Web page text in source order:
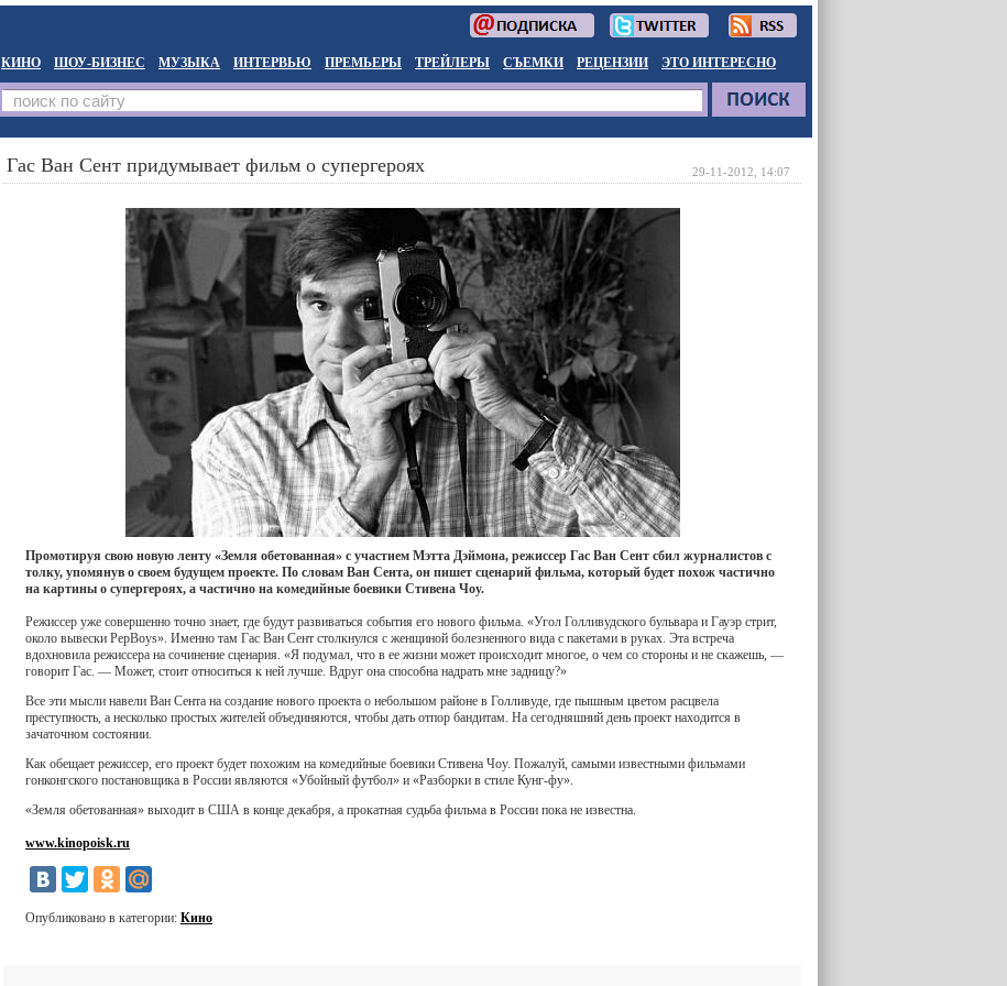
КИНО ШОУ-БИЗНЕС МУЗЫКА ИНТЕРВЬЮ ПРЕМЬЕРЫ ТРЕЙЛЕРЫ СЪЕМКИ РЕЦЕНЗИИ ЭТО ИНТЕРЕСНО
Гас Ван Сент придумывает фильм о супергероях
Промотируя свою новую ленту «Земля обетованная» с участием Мэтта Дэймона, режиссер Гас Ван Сент сбил журналистов с
толку, упомянув о своем будущем проекте. По словам Ван Сента, он пишет сценарий фильма, который будет похож частично
на картины о супергероях, а частично на комедийные боевики Стивена Чоу.
Режиссер уже совершенно точно знает, где будут развиваться события его нового фильма. «Угол Голливудского бульвара и Гауэр стрит,
около вывески PepBoys». Именно там Гас Ван Сент столкнулся с женщиной болезненного вида с пакетами в руках. Эта встреча
вдохновила режиссера на сочинение сценария. «Я подумал, что в ее жизни может происходит многое, о чем со стороны и не скажешь, —
говорит Гас. — Может, стоит относиться к ней лучше. Вдруг она способна надрать мне задницу?»
Все эти мысли навели Ван Сента на создание нового проекта о небольшом районе в Голливуде, где пышным цветом расцвела
преступность, а несколько простых жителей объединяются, чтобы дать отпор бандитам. На сегодняшний день проект находится в
зачаточном состоянии.
Как обещает режиссер, его проект будет похожим на комедийные боевики Стивена Чоу. Пожалуй, самыми известными фильмами
гонконгского постановщика в России являются «Убойный футбол» и «Разборки в стиле Кунг-фу».
«Земля обетованная» выходит в США в конце декабря, а прокатная судьба фильма в России пока не известна.
www.kinopoisk.ru
Опубликовано в категории: Кино
29-11-2012, 14:07